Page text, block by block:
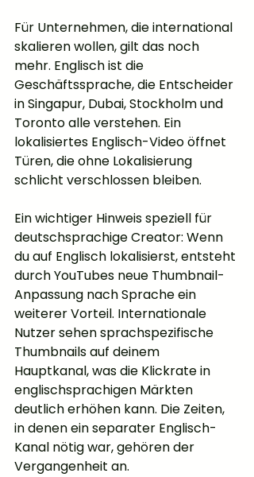
Für Unternehmen, die international
skalieren wollen, gilt das noch
mehr. Englisch ist die
Geschäftssprache, die Entscheider
in Singapur, Dubai, Stockholm und
Toronto alle verstehen. Ein
lokalisiertes Englisch-Video öffnet
Türen, die ohne Lokalisierung
schlicht verschlossen bleiben.
Ein wichtiger Hinweis speziell für
deutschsprachige Creator: Wenn
du auf Englisch lokalisierst, entsteht
durch YouTubes neue Thumbnail-
Anpassung nach Sprache ein
weiterer Vorteil. Internationale
Nutzer sehen sprachspezifische
Thumbnails auf deinem
Hauptkanal, was die Klickrate in
englischsprachigen Märkten
deutlich erhöhen kann. Die Zeiten,
in denen ein separater Englisch-
Kanal nötig war, gehören der
Vergangenheit an.